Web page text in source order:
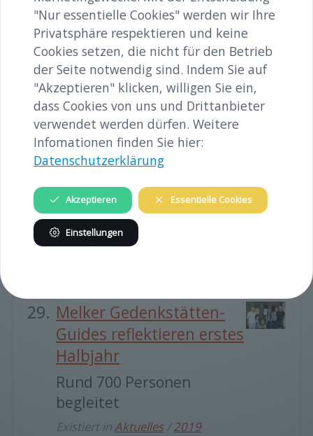
Lewkowicz besucht KZ-
Gedenkstätte
Rückkehr 75 Jahre nach
Kriegsende
Existiert in Aktuelles / 2019
Matinee mit Paul Gulda &
Hope – Hopes for Peace"
Sonntag, 16. Oktober – 11
Uhr
Melker Gedenkstätten-
Guides reflektieren erstes
Halbjahr
Rund 700 Personen
begleitet
Existiert inAktuelles /2019
"Nur essentielle Cookies" werden wir Ihre
Privatsphäre respektieren und keine
Cookies setzen, die nicht für den Betrieb
der Seite notwendig sind. Indem Sie auf
"Akzeptieren" klicken, willigen Sie ein,
dass Cookies von uns und Drittanbieter
verwendet werden dürfen. Weitere
Infomationen finden Sie hier:
Datenschutzerklärung
Akzeptieren Essentielle Cookies
Einstellungen